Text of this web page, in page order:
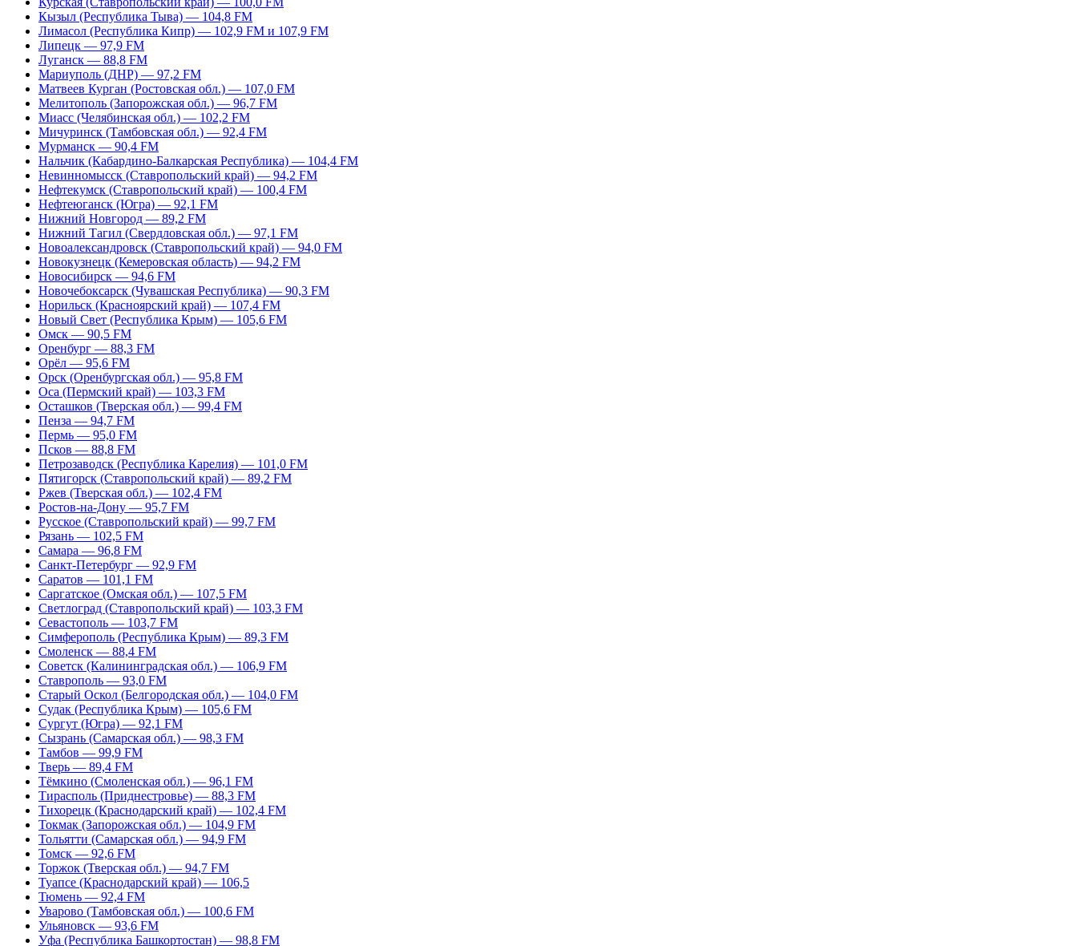
Кызыл (Республика Тыва) — 104,8 FM
Лимасол (Республика Кипр) — 102,9 FM и 107,9 FM
Липецк — 97,9 FM
Луганск — 88,8 FM
Мариуполь (ДНР) — 97,2 FM
Матвеев Курган (Ростовская обл.) — 107,0 FM
Мелитополь (Запорожская обл.) — 96,7 FM
Миасс (Челябинская обл.) — 102,2 FM
Мичуринск (Тамбовская обл.) — 92,4 FM
Мурманск — 90,4 FM
Нальчик (Кабардино-Балкарская Республика) — 104,4 FM
Невинномысск (Ставропольский край) — 94,2 FM
Нефтекумск (Ставропольский край) — 100,4 FM
Нефтеюганск (Югра) — 92,1 FM
Нижний Новгород — 89,2 FM
Нижний Тагил (Свердловская обл.) — 97,1 FM
Новоалександровск (Ставропольский край) — 94,0 FM
Новокузнецк (Кемеровская область) — 94,2 FM
Новосибирск — 94,6 FM
Новочебоксарск (Чувашская Республика) — 90,3 FM
Норильск (Красноярский край) — 107,4 FM
Новый Свет (Республика Крым) — 105,6 FM
Омск — 90,5 FM
Оренбург — 88,3 FM
Орёл — 95,6 FM
Орск (Оренбургская обл.) — 95,8 FM
Оса (Пермский край) — 103,3 FM
Осташков (Тверская обл.) — 99,4 FM
Пенза — 94,7 FM
Пермь — 95,0 FM
Псков — 88,8 FM
Петрозаводск (Республика Карелия) — 101,0 FM
Пятигорск (Ставропольский край) — 89,2 FM
Ржев (Тверская обл.) — 102,4 FM
Ростов-на-Дону — 95,7 FM
Русское (Ставропольский край) — 99,7 FM
Рязань — 102,5 FM
Самара — 96,8 FM
Санкт-Петербург — 92,9 FM
Саратов — 101,1 FM
Саргатское (Омская обл.) — 107,5 FM
Светлоград (Ставропольский край) — 103,3 FM
Севастополь — 103,7 FM
Симферополь (Республика Крым) — 89,3 FM
Смоленск — 88,4 FM
Советск (Калининградская обл.) — 106,9 FM
Ставрополь — 93,0 FM
Старый Оскол (Белгородская обл.) — 104,0 FM
Судак (Республика Крым) — 105,6 FM
Сургут (Югра) — 92,1 FM
Сызрань (Самарская обл.) — 98,3 FM
Тамбов — 99,9 FM
Тверь — 89,4 FM
Тёмкино (Смоленская обл.) — 96,1 FM
Тирасполь (Приднестровье) — 88,3 FM
Тихорецк (Краснодарский край) — 102,4 FM
Токмак (Запорожская обл.) — 104,9 FM
Тольятти (Самарская обл.) — 94,9 FM
Томск — 92,6 FM
Торжок (Тверская обл.) — 94,7 FM
Туапсе (Краснодарский край) — 106,5
Тюмень — 92,4 FM
Уварово (Тамбовская обл.) — 100,6 FM
Ульяновск — 93,6 FM
Уфа (Республика Башкортостан) — 98,8 FM